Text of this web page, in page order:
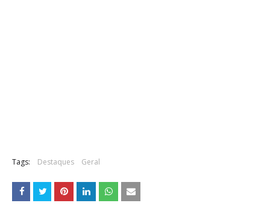
Tags: Destaques Geral